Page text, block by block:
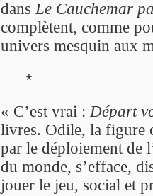
dansLe Cauchemar
complètent, comme
univers mesquin aux
*
« C’est vrai :Départ
livres. Odile, la figure
par le déploiement de
du monde, s’efface,
jouer le jeu, social et